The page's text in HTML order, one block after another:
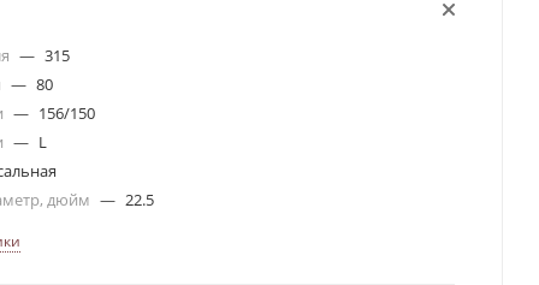
— 315
— 80
— 156/150
— L
дюйм — 22.5